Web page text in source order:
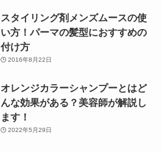
スタイリング剤メンズムースの使
い方！パーマの髪型におすすめの
付け方
2016年8月22日
オレンジカラーシャンプーとはど
んな効果がある？美容師が解説し
ます！
2022年5月29日